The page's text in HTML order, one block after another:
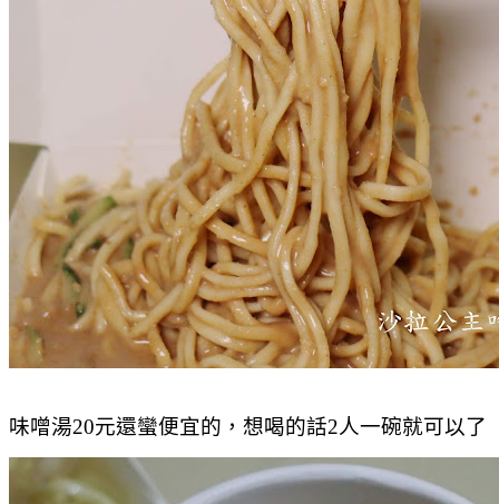
味噌湯20元還蠻便宜的，想喝的話2人一碗就可以了